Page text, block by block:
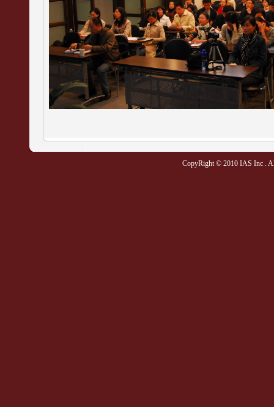
CopyRight © 2010 IAS Inc .